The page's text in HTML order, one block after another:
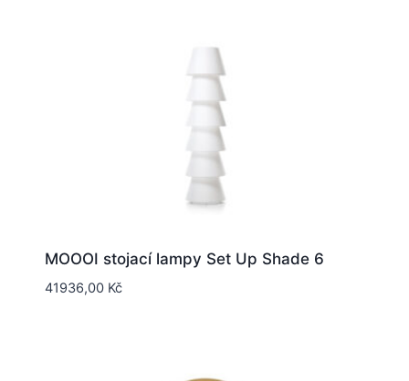
MOOOI stojací lampy Set Up Shade 6
41936,00 Kč